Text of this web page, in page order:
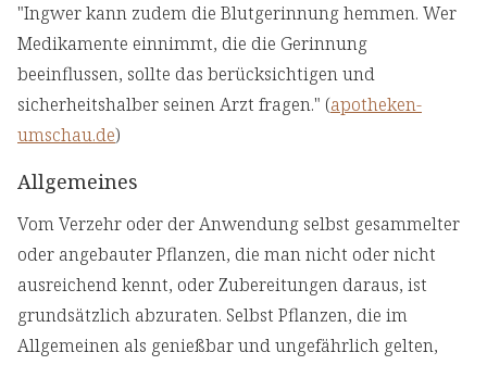
"Ingwer kann zudem die Blutgerinnung hemmen. Wer
Medikamente einnimmt, die die Gerinnung
beeinflussen, sollte das berücksichtigen und
sicherheitshalber seinen Arzt fragen." (apotheken-
umschau.de)
Allgemeines
Vom Verzehr oder der Anwendung selbst gesammelter
oder angebauter Pflanzen, die man nicht oder nicht
ausreichend kennt, oder Zubereitungen daraus, ist
grundsätzlich abzuraten. Selbst Pflanzen, die im
Allgemeinen als genießbar und ungefährlich gelten,